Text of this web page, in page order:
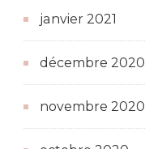
janvier 2021
décembre 2020
novembre 2020